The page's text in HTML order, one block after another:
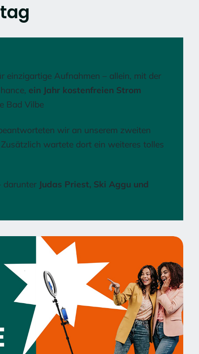
einzigartige Aufnahmen – allein, mit der
ein Jahr kostenfreien Strom
Bad Vilbe
wir an unserem zweiten
wartete dort ein weiteres tolles
darunter Judas Priest, Ski Aggu und